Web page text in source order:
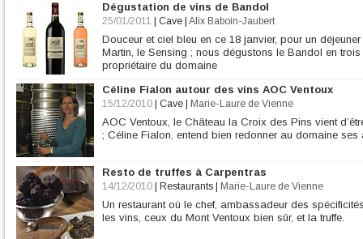
Dégustation de vins de Bandol
25/01/2011 Cave Alix Baboin-Jaubert
Douceur et ciel bleu en ce 18 janvier, pour un
Martin, le Sensing ; nous dégustons le Bandol en
propriétaire du domaine
Céline Fialon autour des vins AOC Ventoux
15/12/2010 Cave Marie-Laure de Vienne
AOC Ventoux, le Château la Croix des Pins vient
; Céline Fialon, entend bien redonner au domaine ses
Resto de truffes à Carpentras
14/12/2010 Restaurants Marie-Laure de Vienne
Un restaurant où le chef, ambassadeur des
les vins, ceux du Mont Ventoux bien sûr, et la truffe.